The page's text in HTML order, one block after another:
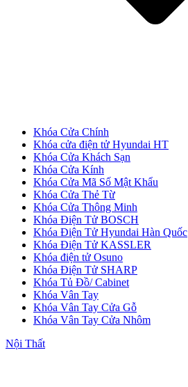
Cửa Nhựa Đài Loan
Khóa Cửa Chính
Khóa cửa điện tử Hyundai HT
Khóa Cửa Khách Sạn
Khóa Cửa Kính
Khóa Cửa Mã Số Mật Khẩu
Khóa Cửa Thẻ Từ
Khóa Cửa Thông Minh
Khóa Điện Tử BOSCH
Khóa Điện Tử Hyundai Hàn Quốc
Khóa Điện Tử KASSLER
Khóa điện tử Osuno
Khóa Điện Tử SHARP
Khóa Tủ Đồ/ Cabinet
Khóa Vân Tay
Khóa Vân Tay Cửa Gỗ
Khóa Vân Tay Cửa Nhôm
Nội Thất